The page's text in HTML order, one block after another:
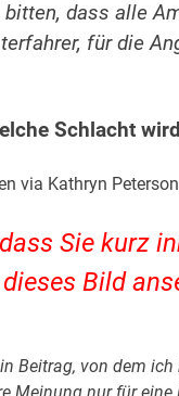
bitten, dass alle
für die
Schlacht
via Kathryn
Sie kurz
Bild
Beitrag, von dem